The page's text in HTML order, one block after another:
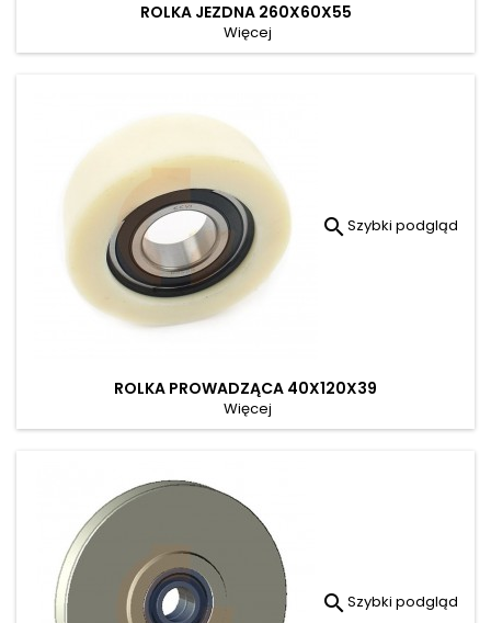
ROLKA JEZDNA 260X60X55
Więcej
 Szybki podgląd
ROLKA PROWADZĄCA 40X120X39
Więcej
 Szybki podgląd